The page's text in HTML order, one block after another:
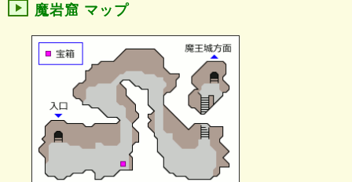
魔岩窟 マップ